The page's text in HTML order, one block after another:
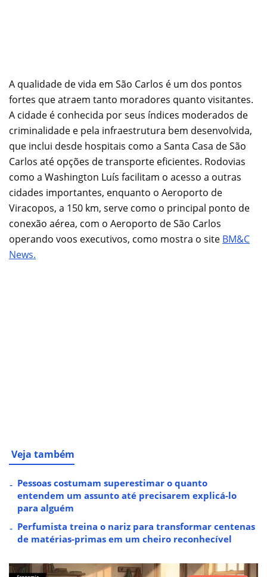
A qualidade de vida em São Carlos é um dos pontos
fortes que atraem tanto moradores quanto visitantes.
A cidade é conhecida por seus índices moderados de
criminalidade e pela infraestrutura bem desenvolvida,
que inclui desde hospitais como a Santa Casa de São
Carlos até opções de transporte eficientes. Rodovias
como a Washington Luís facilitam o acesso a outras
cidades importantes, enquanto o Aeroporto de
Viracopos, a 150 km, serve como o principal ponto de
conexão aérea, com o Aeroporto de São Carlos
operando voos executivos, como mostra o site BM&C
News.
Veja também
Pessoas costumam superestimar o quanto
entendem um assunto até precisarem explicá-lo
para alguém
Perfumista treina o nariz para transformar centenas
de matérias-primas em um cheiro reconhecível